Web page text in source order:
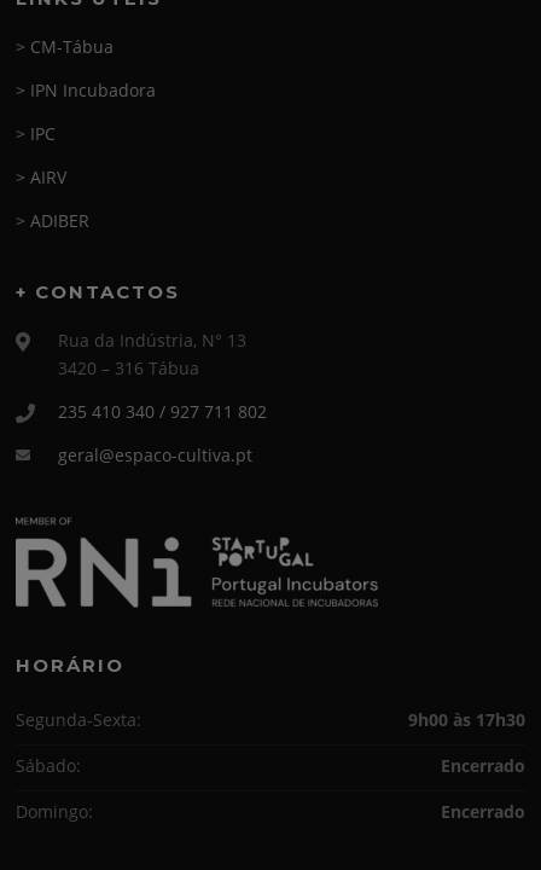
> CM-Tábua
> IPN Incubadora
> IPC
> AIRV
> ADIBER
+ CONTACTOS
Rua da Indústria, N° 13
3420 – 316 Tábua
235 410 340 / 927 711 802
geral@espaco-cultiva.pt
HORÁRIO
Segunda-Sexta:
9h00 às 17h30
Sábado:
Encerrado
Domingo:
Encerrado